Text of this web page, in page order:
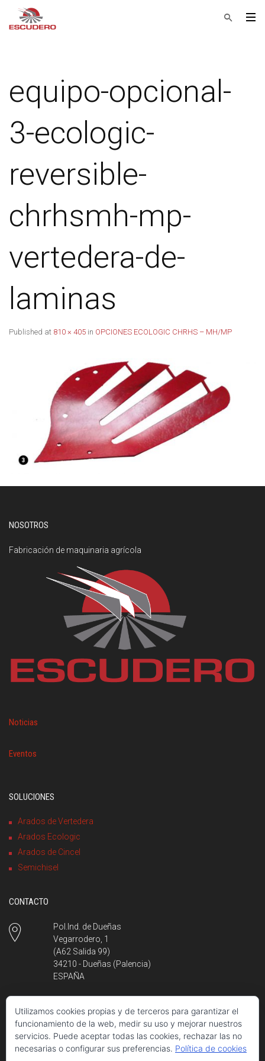
equipo-opcional-
3-ecologic-
reversible-
chrhsmh-mp-
vertedera-de-
laminas
Published at 810 × 405 in OPCIONES ECOLOGIC CHRHS – MH/MP
NOSOTROS
Fabricación de maquinaria agrícola
Noticias
Eventos
SOLUCIONES
Arados de Vertedera
Arados Ecologic
Arados de Cincel
Semichisel
CONTACTO
Pol.Ind. de Dueñas
Vegarrodero, 1
(A62 Salida 99)
34210 - Dueñas (Palencia)
ESPAÑA
+34 979 780 980
L - V, 8:00 a 16:00
Utilizamos cookies propias y de terceros para garantizar el
funcionamiento de la web, medir su uso y mejorar nuestros
servicios. Puede aceptar todas las cookies, rechazar las no
necesarias o configurar sus preferencias. Política de cookies